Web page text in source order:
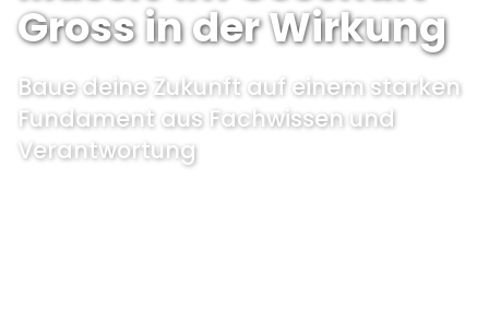
Gross in der Wirkung
Baue deine Zukunft auf einem starken
Fundament aus Fachwissen und
Verantwortung